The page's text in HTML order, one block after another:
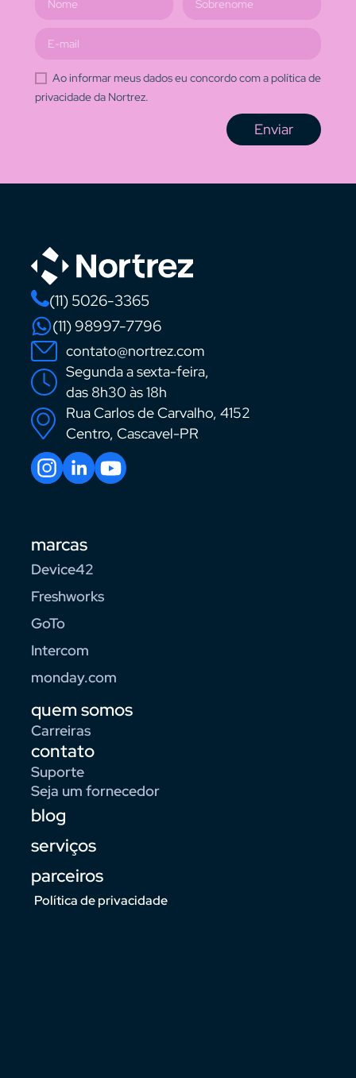
Ao informar meus dados eu concordo com a política de
privacidade da Nortrez.
Enviar
(11) 5026-3365
(11) 98997-7796
contato@nortrez.com
Segunda a sexta-feira,
das 8h30 às 18h
Rua Carlos de Carvalho, 4152
Centro, Cascavel-PR
marcas
Device42
Freshworks
GoTo
Intercom
monday.com
quem somos
Carreiras
contato
Suporte
Seja um fornecedor
blog
serviços
parceiros
Política de privacidade